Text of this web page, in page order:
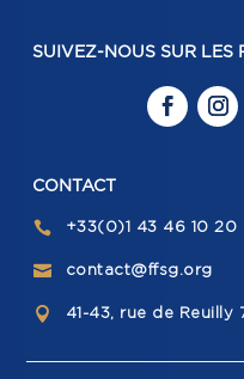
SUIVEZ-NOUS SUR LES
CONTACT
 +33(0)1 43 46 10 20
 contact@ffsg.org
 41-43, rue de Reuilly